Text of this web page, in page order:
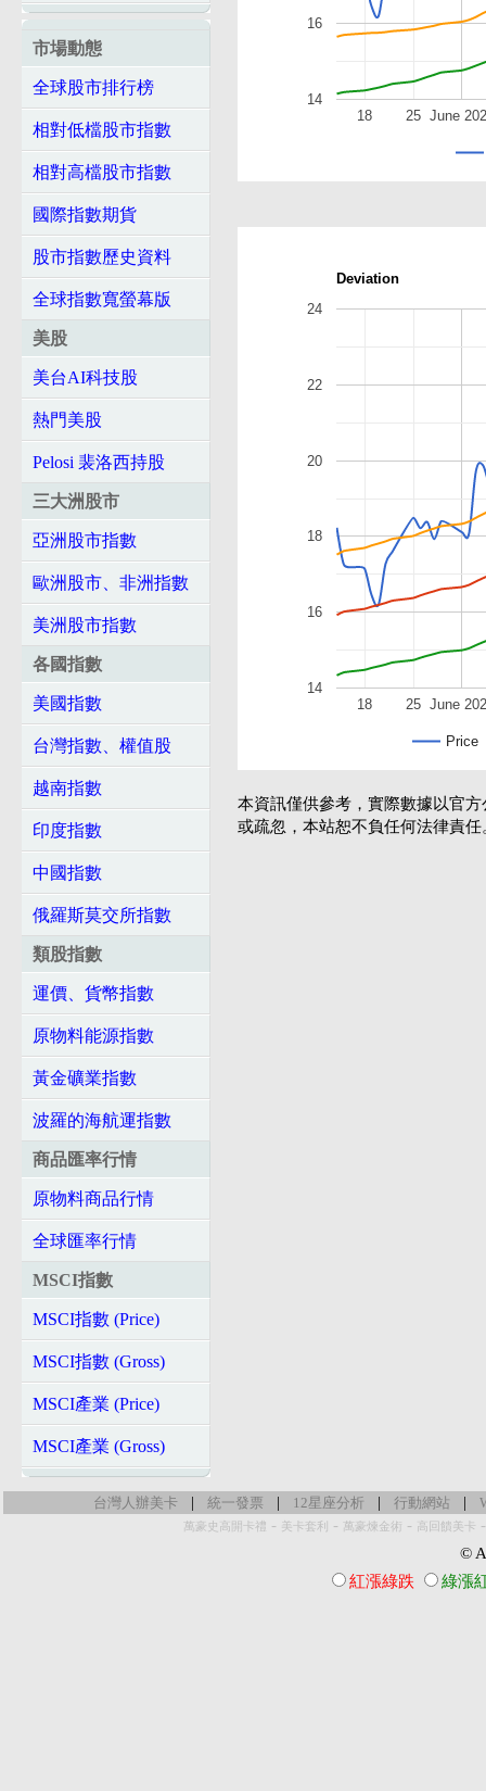
市場動態
全球股市排行榜
相對低檔股市指數
相對高檔股市指數
國際指數期貨
股市指數歷史資料
全球指數寬螢幕版
美股
美台AI科技股
熱門美股
Pelosi 裴洛西持股
三大洲股市
亞洲股市指數
歐洲股市、非洲指數
美洲股市指數
各國指數
美國指數
台灣指數、權值股
越南指數
印度指數
中國指數
俄羅斯莫交所指數
類股指數
運價、貨幣指數
原物料能源指數
黃金礦業指數
波羅的海航運指數
商品匯率行情
原物料商品行情
全球匯率行情
MSCI指數
MSCI指數 (Price)
MSCI指數 (Gross)
MSCI產業 (Price)
MSCI產業 (Gross)
June
18 25
14
16
Deviation
Price
June
18 25
14
16
18
20
22
24
本資訊僅供參考，實際數據以官
或疏忽，本站恕不負任何法律責任
台灣人辦美卡 | 統一發票 | 12星座分析 | 行動網站 |
萬豪史高開卡禮 - 美卡套利 - 萬豪煉金術 - 高回饋美卡
©
紅漲綠跌
綠漲